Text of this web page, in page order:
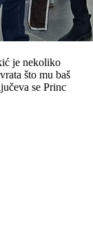
je nekoliko
što mu baš
se Princ